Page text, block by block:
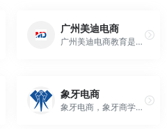
广州美迪电商
广州美迪电商教育是广州的电商培训机构，我们从事淘宝培训、网店培训、新媒体培训、阿里巴巴培训、京东培训、运营推广培训、淘宝美工摄影培训、跨境亚马逊培训等课程。
象牙电商
象牙电商，象牙商学院，电商运营，抖音教学，抖音陪跑，品牌全案策划，视频拍摄，创意设计......资讯热线:400-0760-159